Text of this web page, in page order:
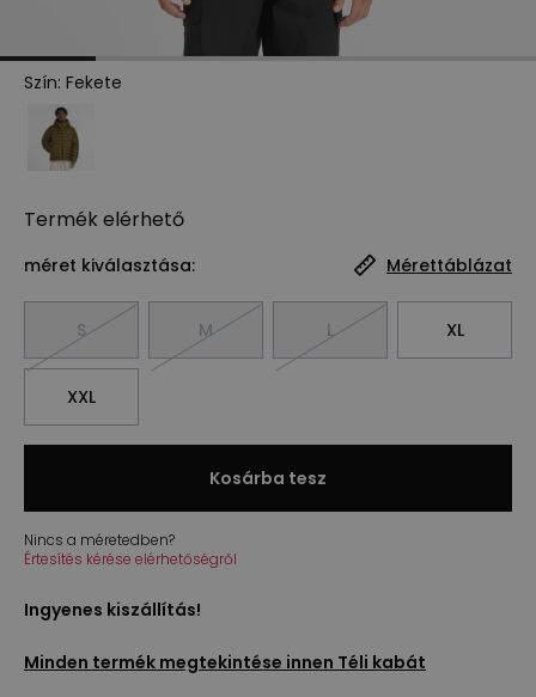
Szín: Fekete
Termék elérhető
méret kiválasztása: Mérettáblázat
S M L XL
XXL
Kosárba tesz
Nincs a méretedben?
Értesítés kérése elérhetőségről
Ingyenes kiszállítás!
Minden termék megtekintése innen Téli kabát